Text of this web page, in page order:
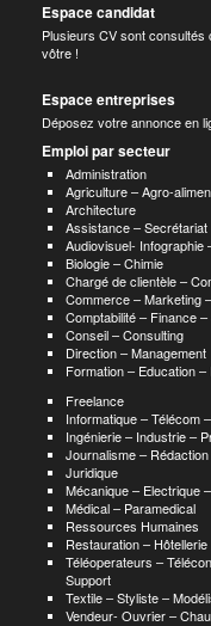
Espace candidat
Plusieurs CV sont
vôtre !
Espace entreprises
Déposez votre annonce en
Emploi par secteur
Administration
Agriculture – Agro-
Architecture
Assistance – Secrétariat
Audiovisuel- Infographie
Biologie – Chimie
Chargé de clientèle –
Commerce – Marketing
Comptabilité – Finance
Conseil – Consulting
Direction – Management
Formation – Education
Freelance
Informatique – Télécom
Ingénierie – Industrie –
Journalisme –
Juridique
Mécanique – Electrique
Médical – Paramedical
Ressources Humaines
Restauration – Hôtellerie
Téléoperateurs –
Support
Textile – Styliste –
Vendeur- Ouvrier –